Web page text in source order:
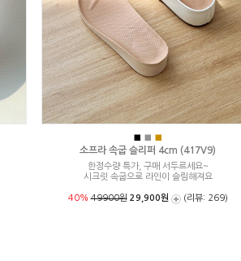
■ ■ ■
소프라 속굽 슬리퍼 4cm (417V9)
한정수량 특가, 구매 서두르세요~
시크릿 속굽으로 라인이 슬림해져요
40%49900원 29,900원 (리뷰: 269)